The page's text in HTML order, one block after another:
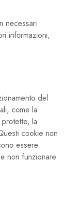
necessari
informazioni,
del
come la
la
cookie non
essere
non funzionare